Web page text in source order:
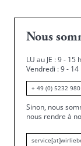
Nous
LU au JE : 9 - 15
Vendredi : 9 -
+ 49 (0) 5232
Sinon, nous
nous rendre à